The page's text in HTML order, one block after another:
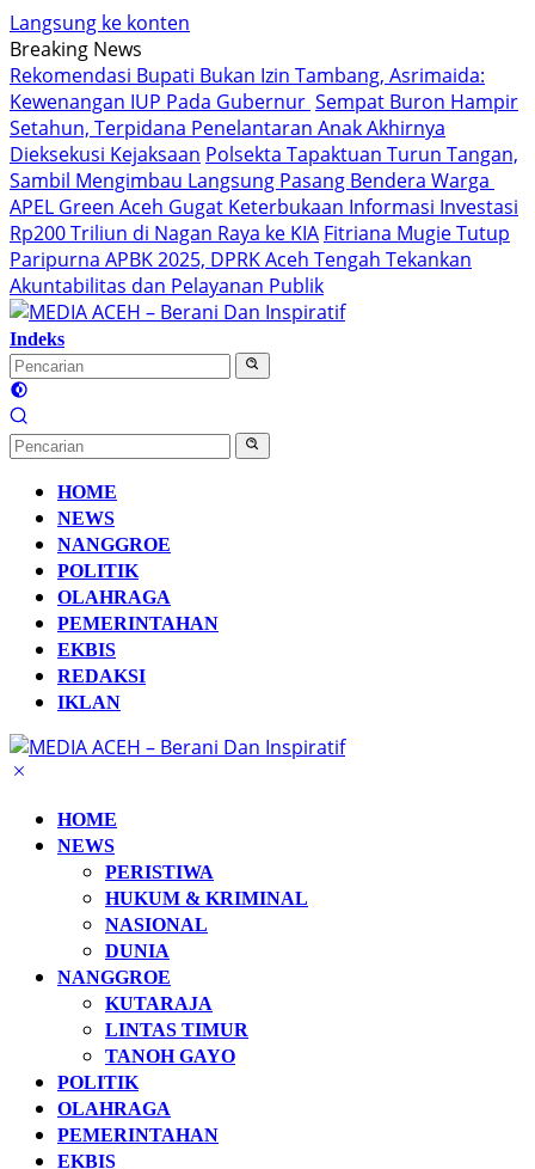
Langsung ke konten
Breaking News
Rekomendasi Bupati Bukan Izin Tambang, Asrimaida:
Kewenangan IUP Pada Gubernur Sempat Buron Hampir
Setahun, Terpidana Penelantaran Anak Akhirnya
Dieksekusi Kejaksaan Polsekta Tapaktuan Turun Tangan,
Sambil Mengimbau Langsung Pasang Bendera Warga
APEL Green Aceh Gugat Keterbukaan Informasi Investasi
Rp200 Triliun di Nagan Raya ke KIA Fitriana Mugie Tutup
Paripurna APBK 2025, DPRK Aceh Tengah Tekankan
Akuntabilitas dan Pelayanan Publik
Indeks
HOME
NEWS
NANGGROE
POLITIK
OLAHRAGA
PEMERINTAHAN
EKBIS
REDAKSI
IKLAN
HOME
NEWS
PERISTIWA
HUKUM & KRIMINAL
NASIONAL
DUNIA
NANGGROE
KUTARAJA
LINTAS TIMUR
TANOH GAYO
POLITIK
OLAHRAGA
PEMERINTAHAN
EKBIS